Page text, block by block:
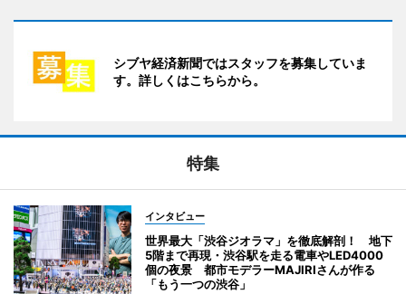
シブヤ経済新聞ではスタッフを募集していま
す。詳しくはこちらから。
特集
インタビュー
世界最大「渋谷ジオラマ」を徹底解剖！ 地下
5階まで再現・渋谷駅を走る電車やLED4000
個の夜景 都市モデラーMAJIRIさんが作る
「もう一つの渋谷」